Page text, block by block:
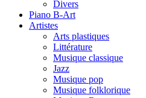
Divers
Piano B-Art
Artistes
Arts plastiques
Littérature
Musique classique
Jazz
Musique pop
Musique folklorique